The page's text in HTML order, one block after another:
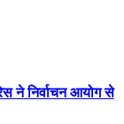
ने निर्वाचन आयोग से